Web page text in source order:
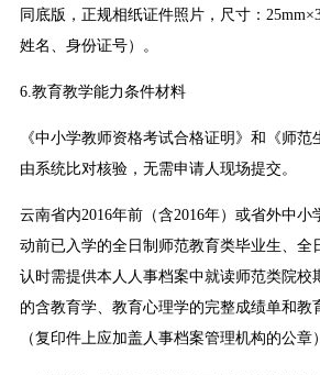
同底版，正规相纸证件照片，尺寸：
姓名、身份证号）。
6.教育教学能力条件材料
《中小学教师资格考试合格证明》和《师范
由系统比对核验，无需申请人现场提交。
云南省内2016年前（含2016年）或省外中小
动前已入学的全日制师范教育类毕业生、全
认时需提供本人人事档案中就读师范类院校
的含教育学、教育心理学的完整成绩单和教
（复印件上应加盖人事档案管理机构的公章